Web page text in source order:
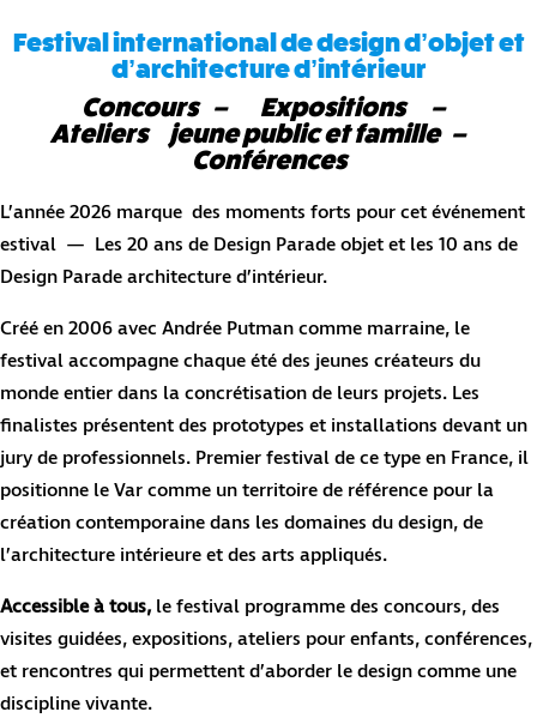
Festival international de design d’objet et
d’architecture d’intérieur
Concours – Expositions –
Ateliers jeune public et famille –
Conférences
L’année 2026 marque des moments forts pour cet événement
estival — Les 20 ans de Design Parade objet et les 10 ans de
Design Parade architecture d’intérieur.
Créé en 2006 avec Andrée Putman comme marraine, le
festival accompagne chaque été des jeunes créateurs du
monde entier dans la concrétisation de leurs projets. Les
finalistes présentent des prototypes et installations devant un
jury de professionnels. Premier festival de ce type en France, il
positionne le Var comme un territoire de référence pour la
création contemporaine dans les domaines du design, de
l’architecture intérieure et des arts appliqués.
Accessible à tous,le festival programme des concours, des
visites guidées, expositions, ateliers pour enfants, conférences,
et rencontres qui permettent d’aborder le design comme une
discipline vivante.